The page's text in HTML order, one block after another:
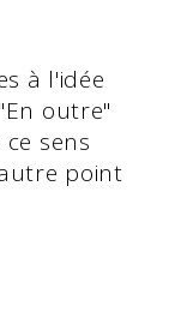
à l'idée
outre"
sens
point